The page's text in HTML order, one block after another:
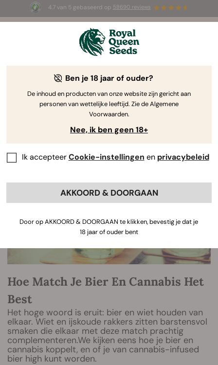
4.7 van 5 gebaseerd op 58690 reviews
3 White Widow Auto zaadjesGRATIS voor de
The RQS Blog
Cannabis Lifestyle Blogs
Hoe Match Je Bier En Cannabis Het
Best
Het hoge woord is eruit: bier en wiet houden van
elkaar. Wiet en ijskoude rakkers zitten barstensvol
smaken die elkaar met deze match prachtig
complementeren.We kijken eens hoe je bier en
cannabis koppelt, en of je van cannabis-infused
bier high kunt worden.
Ben je 18 jaar of ouder?
De inhoud en producten van onze website zijn gericht aan
personen van wettelijke leeftijd. Zie de Algemene
Voorwaarden.
Nee, ik ben geen 18+
Ik accepteerCookie-instellingen en privacybeleid
AKKOORD & DOORGAAN
Door op AKKOORD & DOORGAAN te klikken, bevestig je dat je
18 jaar of ouder bent